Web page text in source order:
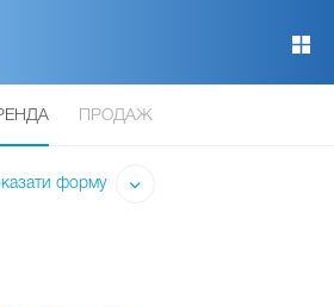
ПРОДАЖ
форму